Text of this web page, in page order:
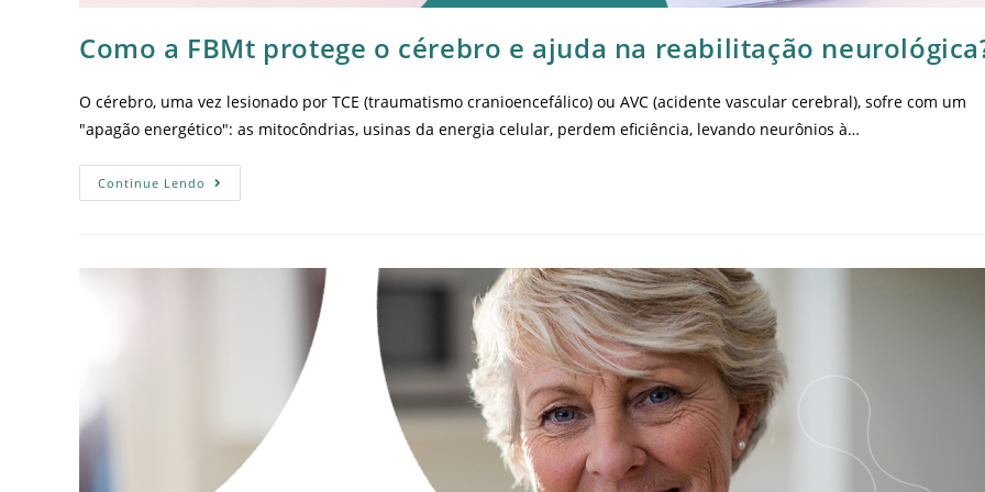
Como a FBMt protege o cérebro e ajuda na reabilitação
O cérebro, uma vez lesionado por TCE (traumatismo cranioencefálico) ou AVC (acidente vascular cerebral), sofre com um
"apagão energético": as mitocôndrias, usinas da energia celular, perdem eficiência, levando neurônios à…
Continue Lendo